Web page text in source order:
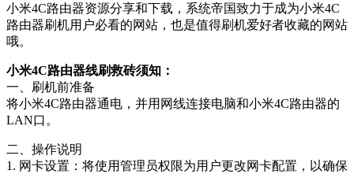
小米4C路由器资源分享和下载，系统帝国致力于成为小米4C
路由器刷机用户必看的网站，也是值得刷机爱好者收藏的网站
哦。
小米4C路由器线刷救砖须知：
一、刷机前准备
将小米4C路由器通电，并用网线连接电脑和小米4C路由器的
LAN口。
二、操作说明
1. 网卡设置：将使用管理员权限为用户更改网卡配置，以确保